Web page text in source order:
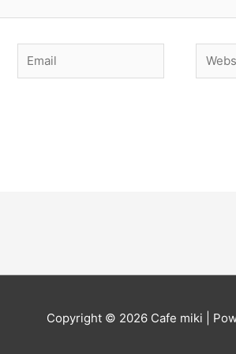
Email
Copyright © 2026 Cafe miki |